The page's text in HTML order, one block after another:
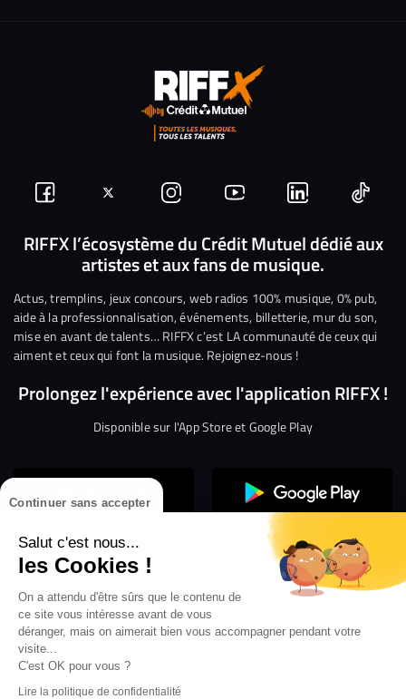
Continuer sans accepter
Salut c'est nous...
les Cookies !
On a attendu d'être sûrs que le contenu de
ce site vous intéresse avant de vous
déranger, mais on aimerait bien vous accompagner pendant votre
visite...
C'est OK pour vous ?
Lire la politique de confidentialité
Suivez-
nous
Facebook
Suivez-
nous
sur
Twitter
Nous
rejoindre
sur
Instagram
Nous
rejoindre
sur
YouTube
Nous
rejoindre
sur
Linkedin
Nous
RIFFX l’écosystème du Crédit Mutuel dédié aux
artistes et aux fans de musique.
Actus, tremplins, jeux concours, web radios 100% musique, 0% pub,
aide à la professionnalisation, événements, billetterie, mur du son,
mise en avant de talents… RIFFX c’est LA communauté de ceux qui
aiment et ceux qui font la musique. Rejoignez-nous !
Prolongez l'expérience avec l'application RIFFX !
Disponible sur l'App Store et Google Play
Confidentialité
Gestion des cookies
Conditions générales d’utilisation
Mentions légales
les webradios RIFFX
en exclusivité sur VIBES le titre de la révé